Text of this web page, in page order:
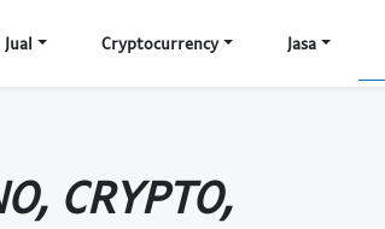
Jual Cryptocurrency Jasa
CRYPTO,